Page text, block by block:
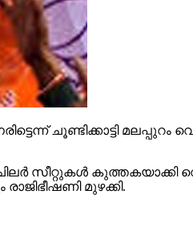
ചൂണ്ടിക്കാട്ടി
സീറ്റുകള്‍ കുത്തകയാക്കി
മുഴക്കി.